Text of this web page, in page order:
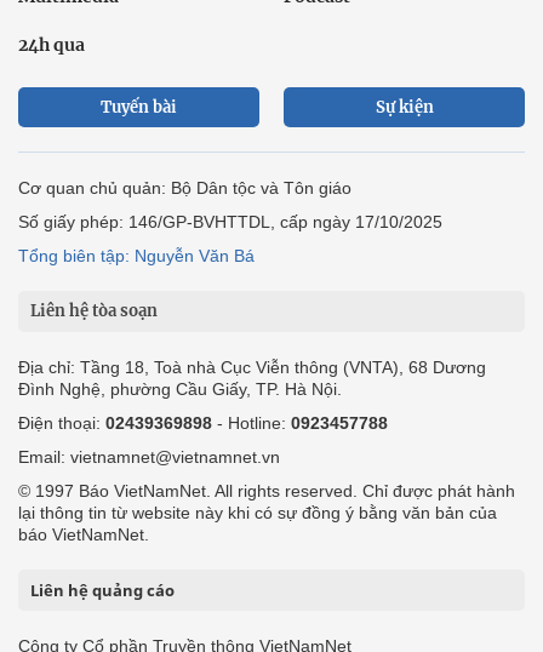
24h qua
Tuyến bài Sự kiện
Cơ quan chủ quản: Bộ Dân tộc và Tôn giáo
Số giấy phép: 146/GP-BVHTTDL, cấp ngày 17/10/2025
Tổng biên tập: Nguyễn Văn Bá
Liên hệ tòa soạn
Địa chỉ: Tầng 18, Toà nhà Cục Viễn thông (VNTA), 68 Dương
Đình Nghệ, phường Cầu Giấy, TP. Hà Nội.
Điện thoại: 02439369898 - Hotline: 0923457788
Email: vietnamnet@vietnamnet.vn
© 1997 Báo VietNamNet. All rights reserved. Chỉ được phát hành
lại thông tin từ website này khi có sự đồng ý bằng văn bản của
báo VietNamNet.
Liên hệ quảng cáo
Công ty Cổ phần Truyền thông VietNamNet